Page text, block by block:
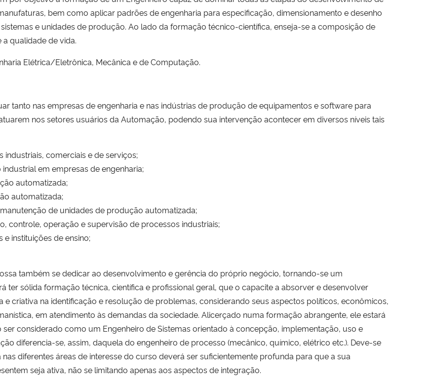
bem como aplicar padrões de engenharia para especificação, dimensionamento e desenho
e unidades de produção. Ao lado da formação técnico-científica, enseja-se a composição de
qualidade de vida.
Elétrica/Eletrônica, Mecânica e de Computação.
tanto nas empresas de engenharia e nas indústrias de produção de equipamentos e software para
nos setores usuários da Automação, podendo sua intervenção acontecer em diversos níveis tais
comerciais e de serviços;
em empresas de engenharia;
automatizada;
automatizada;
de unidades de produção automatizada;
controle, operação e supervisão de processos industriais;
instituições de ensino;
também se dedicar ao desenvolvimento e gerência do próprio negócio, tornando-se um
ter sólida formação técnica, científica e profissional geral, que o capacite a absorver e desenvolver
criativa na identificação e resolução de problemas, considerando seus aspectos políticos, econômicos,
em atendimento às demandas da sociedade. Alicerçado numa formação abrangente, ele estará
considerado como um Engenheiro de Sistemas orientado à concepção, implementação, uso e
diferencia-se, assim, daquela do engenheiro de processo (mecânico, químico, elétrico etc.). Deve-se
diferentes áreas de interesse do curso deverá ser suficientemente profunda para que a sua
seja ativa, não se limitando apenas aos aspectos de integração.